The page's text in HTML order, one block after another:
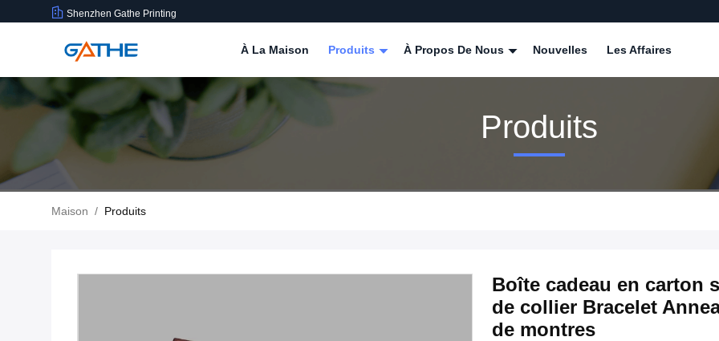
Shenzhen Gathe Printing
À La Maison Produits À Propos De Nous Nouvelles Les Affaires
Produits
Maison / Produits
Boîte cadeau en carton
de collier Bracelet
de montres